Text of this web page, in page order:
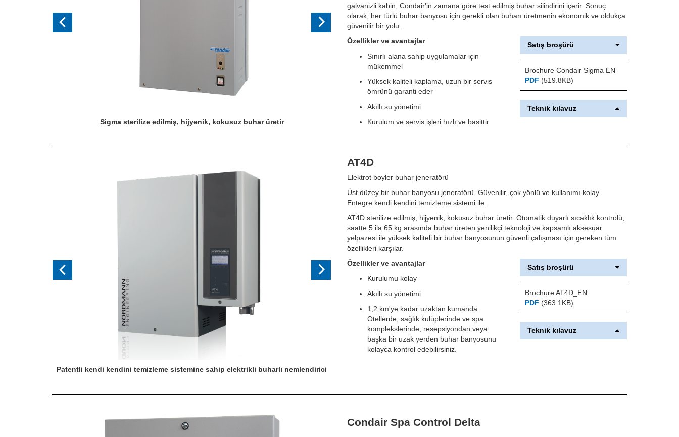
Sigma sterilize edilmiş, hijyenik, kokusuz buhar üretir
galvanizli kabin, Condair'in zamana göre test edilmiş buhar silindirini içerir. Sonuç
olarak, her türlü buhar banyosu için gerekli olan buharı üretmenin ekonomik ve oldukça
güvenilir bir yolu.
Özellikler ve avantajlar
Sınırlı alana sahip uygulamalar için
mükemmel
Yüksek kaliteli kaplama, uzun bir servis
ömrünü garanti eder
Akıllı su yönetimi
Kurulum ve servis işleri hızlı ve basittir
Satış broşürü
Brochure Condair Sigma EN
PDF (519.8KB)
Teknik kılavuz
Patentli kendi kendini temizleme sistemine sahip elektrikli buharlı nemlendirici
AT4D
Elektrot boyler buhar jeneratörü
Üst düzey bir buhar banyosu jeneratörü. Güvenilir, çok yönlü ve kullanımı kolay.
Entegre kendi kendini temizleme sistemi ile.
AT4D sterilize edilmiş, hijyenik, kokusuz buhar üretir. Otomatik duyarlı sıcaklık kontrolü,
saatte 5 ila 65 kg arasında buhar üreten yenilikçi teknoloji ve kapsamlı aksesuar
yelpazesi ile yüksek kaliteli bir buhar banyosunun güvenli çalışması için gereken tüm
özellikleri karşılar.
Özellikler ve avantajlar
Kurulumu kolay
Akıllı su yönetimi
1,2 km'ye kadar uzaktan kumanda
Otellerde, sağlık kulüplerinde ve spa
komplekslerinde, resepsiyondan veya
başka bir uzak yerden buhar banyosunu
kolayca kontrol edebilirsiniz.
Satış broşürü
Brochure AT4D_EN
PDF (363.1KB)
Teknik kılavuz
Condair Spa Control Delta